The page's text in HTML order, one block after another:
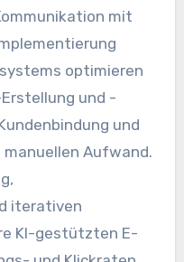
mit
optimieren
und -
und
Aufwand.
iterativen
KI-gestützten E-